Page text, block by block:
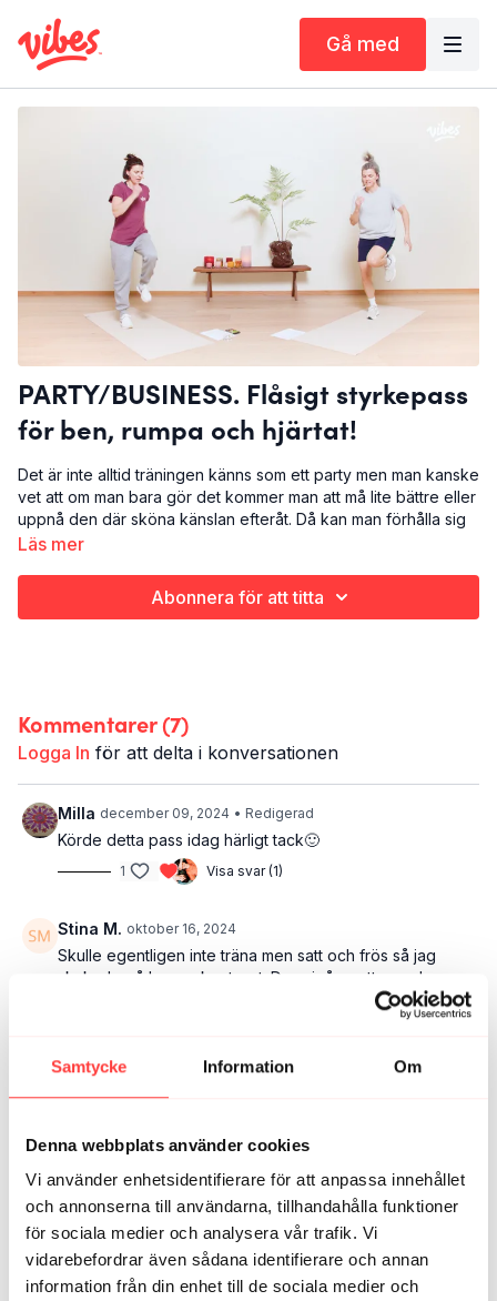
Samtycke Information Om
Denna webbplats använder cookies
Vi använder enhetsidentifierare för att anpassa innehållet
och annonserna till användarna, tillhandahålla funktioner
för sociala medier och analysera vår trafik. Vi
vidarebefordrar även sådana identifierare och annan
information från din enhet till de sociala medier och
Gå med
PARTY/BUSINESS. Flåsigt styrkepass
för ben, rumpa och hjärtat!
Det är inte alltid träningen känns som ett party men man kanske
vet att om man bara gör det kommer man att må lite bättre eller
uppnå den där sköna känslan efteråt. Då kan man förhålla sig
till träningen lite mer business-likt. Det ska göras bara.
23 minuter
Det här passet tillhör programmetPut Your Sweats On
ju att köra på egen hand likaväl.
Läs mer
Abonnera för att titta
Kommentarer (7)
Logga In för att delta i konversationen
Milla december 09, 2024 • Redigerad
Körde detta pass idag härligt tack🙂
1 Visa svar (1)
Stina M. oktober 16, 2024
Skulle egentligen inte träna men satt och frös så jag
skakade på hemmakontoret. Drog igång ett pass bara
för att få upp värmen, fick feeling och bytte jeans mot
tights efter uppvärmningen, fleecetröjan åkte av
fortsätta jobba - i t-shirt. 🏖️🙏
2
Jenny G. september 09, 2024
Kort, effektivt och svettigt - helt i min smak. Ny favorit!
5 Visa svar (1)
Emelie L. oktober 12, 2024